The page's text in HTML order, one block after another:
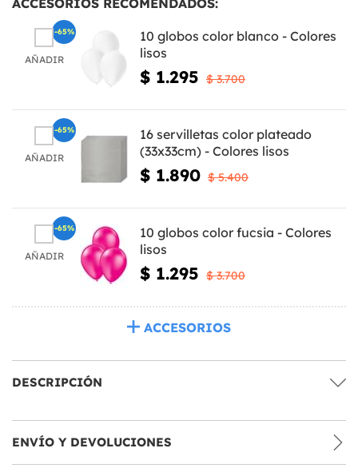
AÑADIR
10 globos color blanco - Colores
lisos
$ 1.295 $ 3.700
-65%
AÑADIR
16 servilletas color plateado
(33x33cm) - Colores lisos
$ 1.890 $ 5.400
-65%
AÑADIR
10 globos color fucsia - Colores
lisos
$ 1.295 $ 3.700
-65%
ACCESORIOS
DESCRIPCIÓN
ENVÍO Y DEVOLUCIONES